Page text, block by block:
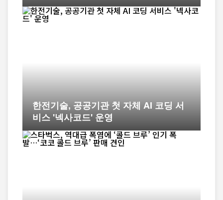
한전기술, 공공기관 첫 자체 AI 코딩 서
비스 '넥사코드' 운영